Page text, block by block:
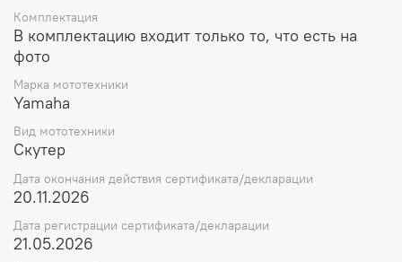
Комплектация
В комплектацию входит только то, что есть на
фото
Марка мототехники
Yamaha
Вид мототехники
Скутер
Дата окончания действия сертификата/декларации
20.11.2026
Дата регистрации сертификата/декларации
21.05.2026